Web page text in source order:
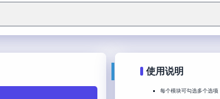
使用说明
每个模块可勾选多个选项